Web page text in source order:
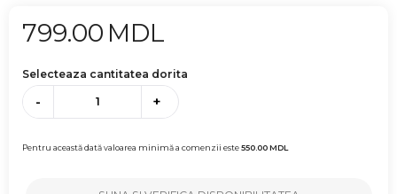
799.00 MDL
Selecteaza cantitatea dorita
- +
Pentru această dată valoarea minimă a comenzii este550.00MDL